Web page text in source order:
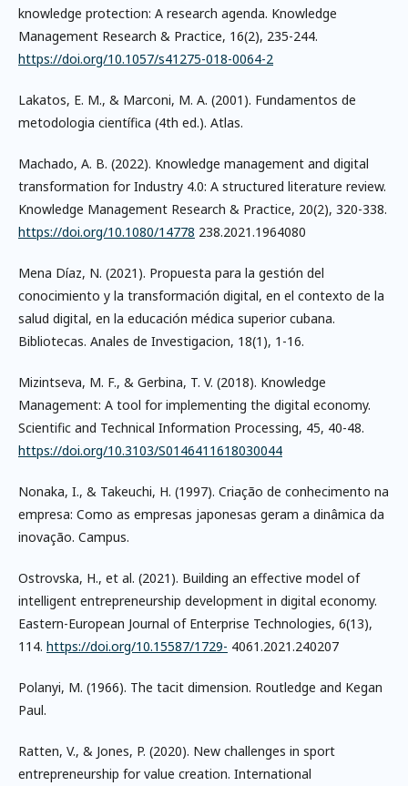
knowledge protection: A research agenda. Knowledge
Management Research & Practice, 16(2), 235-244.
https://doi.org/10.1057/s41275-018-0064-2
Lakatos, E. M., & Marconi, M. A. (2001). Fundamentos de
metodologia científica (4th ed.). Atlas.
Machado, A. B. (2022). Knowledge management and digital
transformation for Industry 4.0: A structured literature review.
Knowledge Management Research & Practice, 20(2), 320-338.
https://doi.org/10.1080/14778 238.2021.1964080
Mena Díaz, N. (2021). Propuesta para la gestión del
conocimiento y la transformación digital, en el contexto de la
salud digital, en la educación médica superior cubana.
Bibliotecas. Anales de Investigacion, 18(1), 1-16.
Mizintseva, M. F., & Gerbina, T. V. (2018). Knowledge
Management: A tool for implementing the digital economy.
Scientific and Technical Information Processing, 45, 40-48.
https://doi.org/10.3103/S0146411618030044
Nonaka, I., & Takeuchi, H. (1997). Criação de conhecimento na
empresa: Como as empresas japonesas geram a dinâmica da
inovação. Campus.
Ostrovska, H., et al. (2021). Building an effective model of
intelligent entrepreneurship development in digital economy.
Eastern-European Journal of Enterprise Technologies, 6(13),
114. https://doi.org/10.15587/1729- 4061.2021.240207
Polanyi, M. (1966). The tacit dimension. Routledge and Kegan
Paul.
Ratten, V., & Jones, P. (2020). New challenges in sport
entrepreneurship for value creation. International